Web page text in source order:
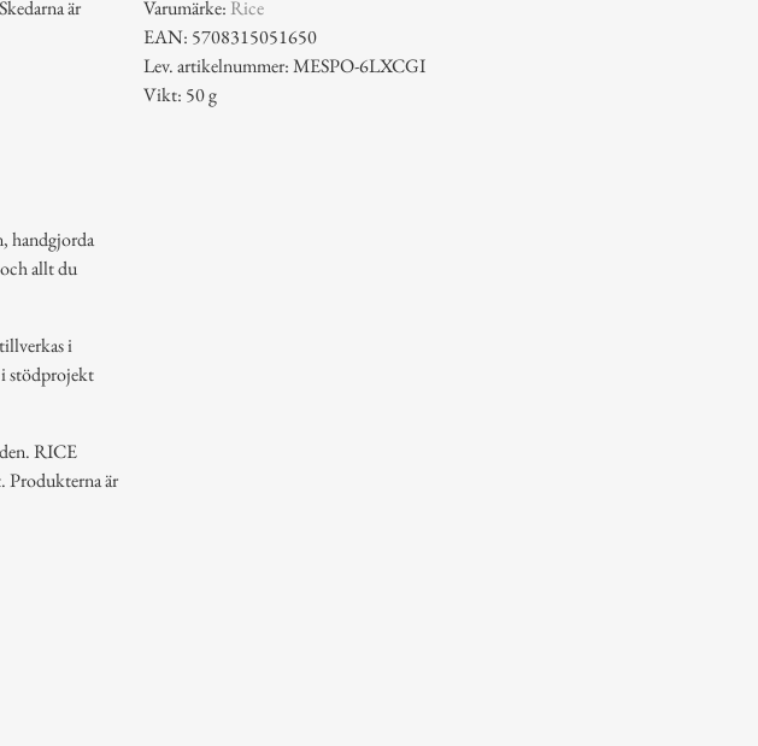
är
Varumärke: Rice
EAN: 5708315051650
Lev. artikelnummer: MESPO-6LXCGI
Vikt: 50 g
handgjorda
allt du
i
stödprojekt
RICE
Produkterna är